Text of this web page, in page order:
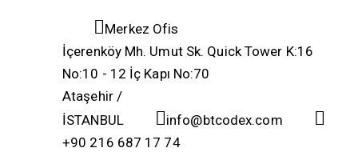
Merkez Ofis
İçerenköy Mh. Umut Sk. Quick Tower K:16
No:10 - 12 İç Kapı No:70
Ataşehir /
İSTANBUL
info@btcodex.com
+90 216 687 17 74